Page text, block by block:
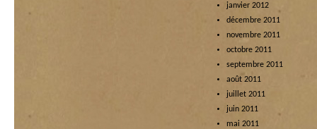
janvier 2012
décembre 2011
novembre 2011
octobre 2011
septembre 2011
août 2011
juillet 2011
juin 2011
mai 2011